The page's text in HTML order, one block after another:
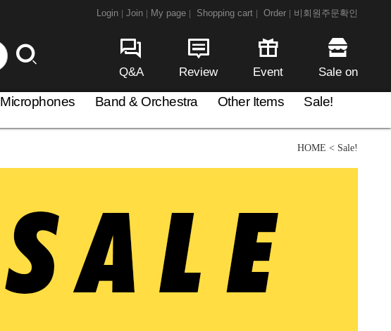
Login Join My page Shopping cart Order 비회원주문확인
Q&A Review Event Sale on
Microphones Band & Orchestra Other Items
Sale!
HOME < Sale!